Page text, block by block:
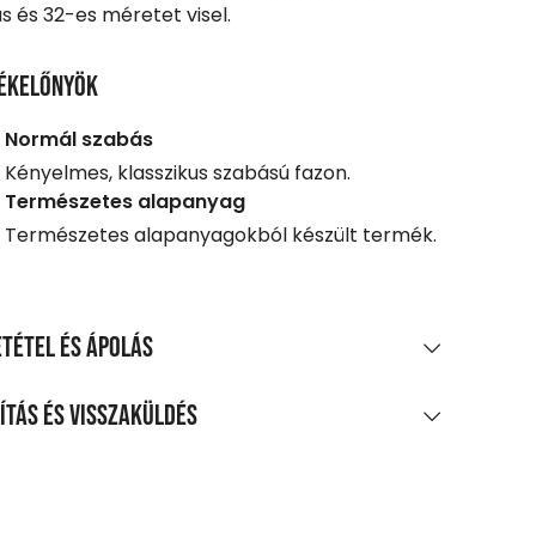
és 32-es méretet visel.
Normál szabás
Kényelmes, klasszikus szabású fazon.
Természetes alapanyag
Természetes alapanyagokból készült termék.
és ápolás
és visszaküldés